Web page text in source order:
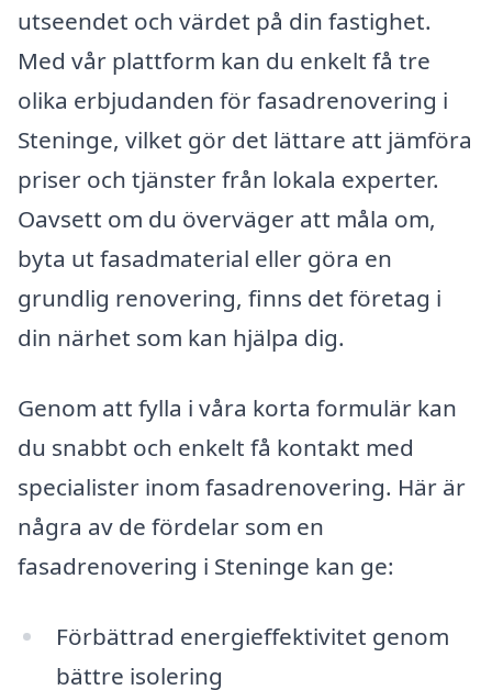
utseendet och värdet på din fastighet.
Med vår plattform kan du enkelt få tre
olika erbjudanden för fasadrenovering i
Steninge, vilket gör det lättare att jämföra
priser och tjänster från lokala experter.
Oavsett om du överväger att måla om,
byta ut fasadmaterial eller göra en
grundlig renovering, finns det företag i
din närhet som kan hjälpa dig.
Genom att fylla i våra korta formulär kan
du snabbt och enkelt få kontakt med
specialister inom fasadrenovering. Här är
några av de fördelar som en
fasadrenovering i Steninge kan ge:
Förbättrad energieffektivitet genom
bättre isolering